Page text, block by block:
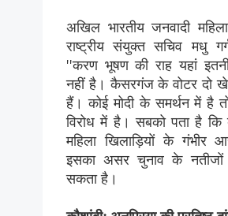
अखिल भारतीय जनवादी
राष्ट्रीय संयुक्त सचिव मधु
''करण भूषण की राह यहां
नहीं है। कैसरगंज के वोटर दो
हैं। कोई मोदी के समर्थन में है
विरोध में है। सबको पता है
महिला खिलाड़ियों के गंभीर
इसका असर चुनाव के
सकता है।